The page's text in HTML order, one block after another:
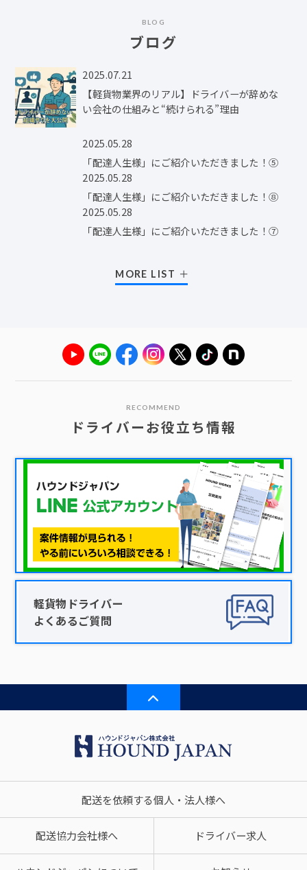
BLOG
ブログ
2025.07.21
【軽貨物業界のリアル】ドライバーが辞めな
い会社の仕組みと“続けられる”理由
2025.05.28
「配達人生様」にご紹介いただきました！⑤
2025.05.28
「配達人生様」にご紹介いただきました！⑧
2025.05.28
「配達人生様」にご紹介いただきました！⑦
MORE LIST
RECOMMEND
ドライバーお役立ち情報
軽貨物ドライバー
よくあるご質問
配送を依頼する個人・法人様へ
配送協力会社様へ ドライバー求人